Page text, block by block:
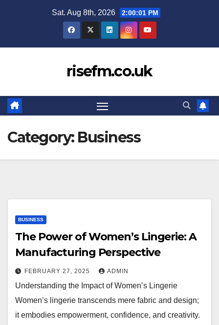
Sat. Aug 8th, 2026 2:00:01 PM
risefm.co.uk
Category: Business
BUSINESS
The Power of Women’s Lingerie: A
Manufacturing Perspective
FEBRUARY 27, 2025 ADMIN
Understanding the Impact of Women’s Lingerie
Women’s lingerie transcends mere fabric and design;
it embodies empowerment, confidence, and creativity.